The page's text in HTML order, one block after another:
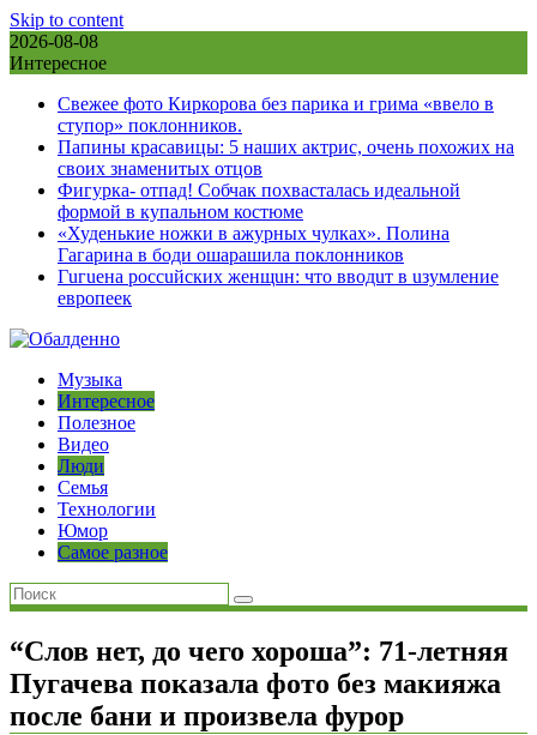
Skip to content
2026-08-08
Интересное
Свежее фото Киркорова без парика и грима «ввело в
ступор» поклонников.
Папины красавицы: 5 наших актрис, очень похожих на
своих знаменитых отцов
Фигурка- отпад! Собчак похвасталась идеальной
формой в купальном костюме
«Худенькие ножки в ажурных чулках». Полина
Гагарина в боди ошарашила поклонников
Гuгuена россuйских женщuн: что вводuт в uзумление
европеек
Музыка
Интересное
Полезное
Видео
Люди
Семья
Технологии
Юмор
Самое разное
“Слов нет, до чего хороша”: 71-летняя
Пугачева показала фото без макияжа
после бани и произвела фурор